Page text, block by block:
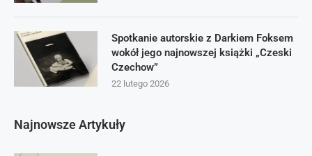
Spotkanie autorskie z Darkiem Foksem
wokół jego najnowszej książki „Czeski
Czechow”
22 lutego 2026
Najnowsze Artykuły